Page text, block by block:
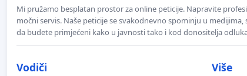
Mi pružamo besplatan prostor za online peticije. Napravite
močni servis. Naše peticije se svakodnevno spominju u
da budete primjećeni kako u javnosti tako i kod donositelja
Vodiči Više